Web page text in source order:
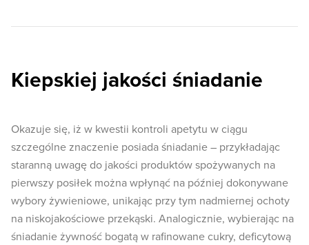
Kiepskiej jakości śniadanie
Okazuje się, iż w kwestii kontroli apetytu w ciągu
szczególne znaczenie posiada śniadanie – przykładając
staranną uwagę do jakości produktów spożywanych na
pierwszy posiłek można wpłynąć na później dokonywane
wybory żywieniowe, unikając przy tym nadmiernej ochoty
na niskojakościowe przekąski. Analogicznie, wybierając na
śniadanie żywność bogatą w rafinowane cukry, deficytową